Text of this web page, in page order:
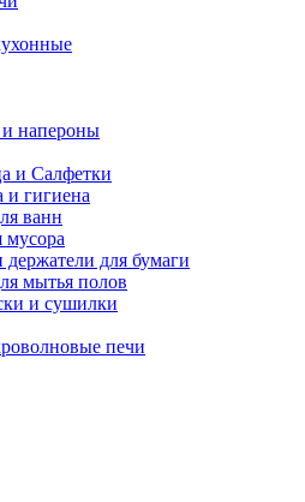
и напероны
и Салфетки
и гигиена
ванн
мусора
для бумаги
мытья полов
и сушилки
печи